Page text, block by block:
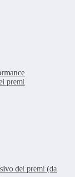
premi
dei premi (da